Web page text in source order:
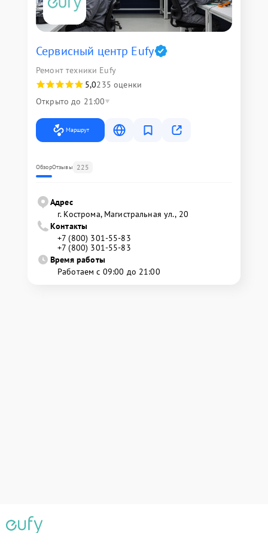
Сервисный центр Eufy
Ремонт техники Eufy
5,0235 оценки
Открыто до 21:00
Маршрут
ОбзорОтзывы 225
Адрес
г. Кострома, Магистральная ул., 20
Контакты
+7 (800) 301-55-83
+7 (800) 301-55-83
Время работы
Работаем с 09:00 до 21:00